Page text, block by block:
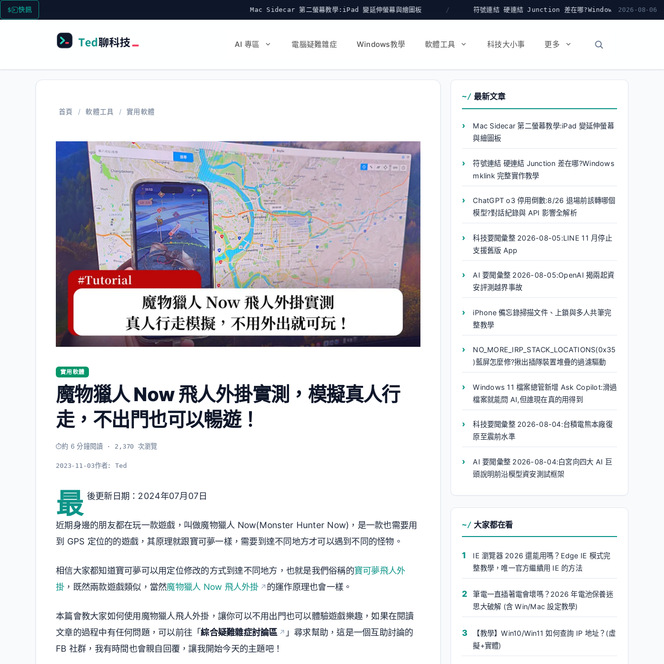
跳
至
快訊 Mac Sidecar 第二螢幕教學:iPad 變延伸螢幕與繪圖板 符號連結 硬連結 Junction 差在哪?Windows mklink 完整實作教學 2026-08-06
AI 專區 電腦疑難雜症 Windows教學 軟體工具 科技大小事 更多
首頁 / 軟體工具 / 實用軟體
實用軟體
魔物獵人 Now 飛人外掛實測，模擬真人行
走，不出門也可以暢遊！
約 6 分鐘閱讀 · 2,370 次瀏覽
2023-11-03作者:Ted
最 後更新日期：2024年07月07日
近期身邊的朋友都在玩一款遊戲，叫做魔物獵人 Now(Monster Hunter Now)，是一款也需要用
到 GPS 定位的的遊戲，其原理就跟寶可夢一樣，需要到達不同地方才可以遇到不同的怪物。
相信大家都知道寶可夢可以用定位修改的方式到達不同地方，也就是我們俗稱的寶可夢飛人外
掛 ，既然兩款遊戲類似，當然魔物獵人 Now 飛人外掛 的運作原理也會一樣。
本篇會教大家如何使用魔物獵人飛人外掛，讓你可以不用出門也可以體驗遊戲樂趣，如果在閱讀
文章的過程中有任何問題，可以前往「綜合疑難雜症討論區
」尋求幫助，這是一個互助討論的
FB 社群，我有時間也會親自回覆，讓我開始今天的主題吧！
最新文章
Mac Sidecar 第二螢幕教學:iPad 變延伸螢幕
與繪圖板
符號連結 硬連結 Junction 差在哪?Windows
mklink 完整實作教學
ChatGPT o3 停用倒數:8/26 退場前該轉哪個
模型?對話紀錄與 API 影響全解析
科技要聞彙整 2026-08-05:LINE 11 月停止
支援舊版 App
AI 要聞彙整 2026-08-05:OpenAI 揭兩起資
安評測越界事故
iPhone 備忘錄掃描文件、上鎖與多人共筆完
整教學
NO_MORE_IRP_STACK_LOCATIONS(0x35
)藍屏怎麼修?揪出插隊裝置堆疊的過濾驅動
Windows 11 檔案總管新增 Ask Copilot:滑過
檔案就能問 AI,但誰現在真的用得到
科技要聞彙整 2026-08-04:台積電熊本廠復
原至震前水準
AI 要聞彙整 2026-08-04:白宮向四大 AI 巨
頭說明前沿模型資安測試框架
大家都在看
IE 瀏覽器 2026 還能用嗎？Edge IE 模式完
整教學，唯一官方繼續用 IE 的方法
筆電一直插著電會壞嗎？2026 年電池保養迷
思大破解 (含 Win/Mac 設定教學)
【教學】Win10/Win11 如何查詢 IP 地址？(虛
擬+實體)